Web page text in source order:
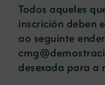
Todos aqueles
inscrición deben
ao seguinte
desexada para a